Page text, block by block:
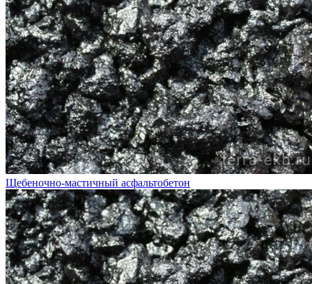
Щебеночно-мастичный асфальтобетон